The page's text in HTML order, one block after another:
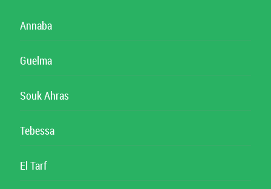
Annaba
Guelma
Souk Ahras
Tebessa
El Tarf